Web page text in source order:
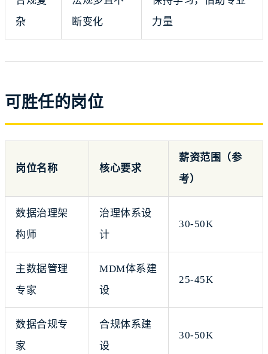
杂
断变化
力量
可胜任的岗位
岗位名称 核心要求
薪资范围（参
考）
数据治理架
构师
治理体系设
计
30-50K
主数据管理
专家
MDM体系建
设
25-45K
数据合规专
家
合规体系建
设
30-50K